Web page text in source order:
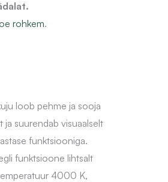
rohkem.
loob pehme ja sooja
ja suurendab visuaalselt
funktsiooniga.
funktsioone lihtsalt
4000 K,